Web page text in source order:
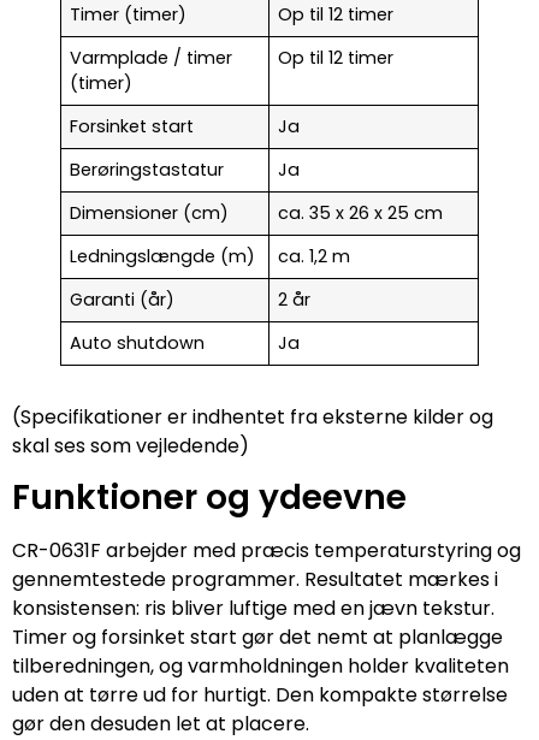
Timer (timer)
Op til 12 timer
Varmplade / timer
(timer)
Op til 12 timer
Forsinket start
Ja
Berøringstastatur
Ja
Dimensioner (cm)
ca. 35 x 26 x 25 cm
Ledningslængde (m)
ca. 1,2 m
Garanti (år)
2 år
Auto shutdown
Ja
(Specifikationer er indhentet fra eksterne kilder og
skal ses som vejledende)
Funktioner og ydeevne
CR-0631F arbejder med præcis temperaturstyring og
gennemtestede programmer. Resultatet mærkes i
konsistensen: ris bliver luftige med en jævn tekstur.
Timer og forsinket start gør det nemt at planlægge
tilberedningen, og varmholdningen holder kvaliteten
uden at tørre ud for hurtigt. Den kompakte størrelse
gør den desuden let at placere.